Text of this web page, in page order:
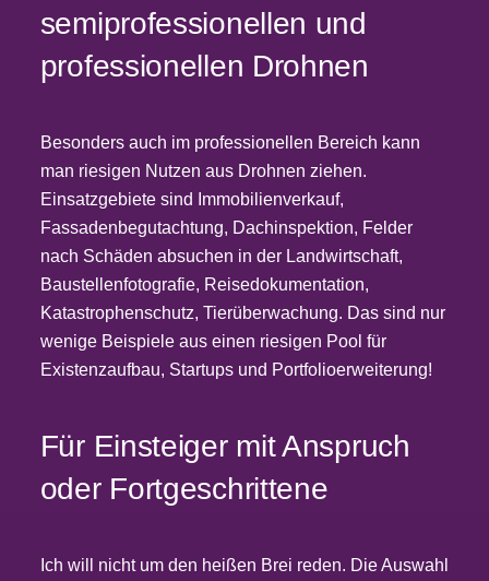
semiprofessionellen und
professionellen Drohnen
Besonders auch im professionellen Bereich kann
man riesigen Nutzen aus Drohnen ziehen.
Einsatzgebiete sind Immobilienverkauf,
Fassadenbegutachtung, Dachinspektion, Felder
nach Schäden absuchen in der Landwirtschaft,
Baustellenfotografie, Reisedokumentation,
Katastrophenschutz, Tierüberwachung. Das sind nur
wenige Beispiele aus einen riesigen Pool für
Existenzaufbau, Startups und Portfolioerweiterung!
Für Einsteiger mit Anspruch
oder Fortgeschrittene
Ich will nicht um den heißen Brei reden. Die Auswahl